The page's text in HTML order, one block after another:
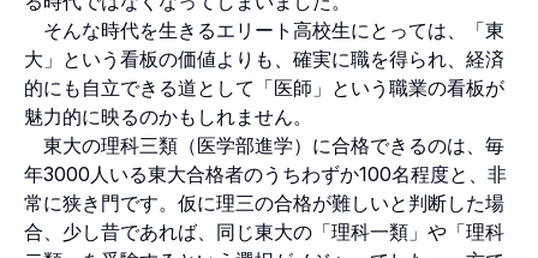
そんな時代を生きるエリート高校生にとっては、「東
大」という看板の価値よりも、確実に職を得られ、経済
的にも自立できる道として「医師」という職業の看板が
魅力的に映るのかもしれません。
東大の理科三類（医学部進学）に合格できるのは、毎
年3000人いる東大合格者のうちわずか100名程度と、非
常に狭き門です。仮に理三の合格が難しいと判断した場
合、少し昔であれば、同じ東大の「理科一類」や「理科